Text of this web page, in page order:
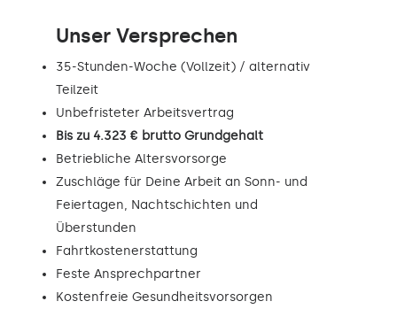
Unser Versprechen
35-Stunden-Woche (Vollzeit) / alternativ
Teilzeit
Unbefristeter Arbeitsvertrag
Bis zu 4.323 € brutto Grundgehalt
Betriebliche Altersvorsorge
Zuschläge für Deine Arbeit an Sonn- und
Feiertagen, Nachtschichten und
Überstunden
Fahrtkostenerstattung
Feste Ansprechpartner
Kostenfreie Gesundheitsvorsorgen